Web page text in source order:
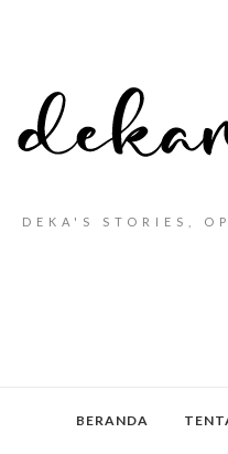
DEKA'S STORIES,
BERANDA